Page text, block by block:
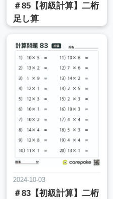
＃85【初級計算】二桁
足し算
2024-10-03
＃83【初級計算】二桁